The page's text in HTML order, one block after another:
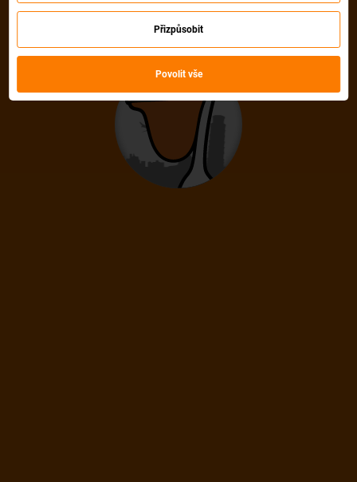
Přizpůsobit
Povolit vše